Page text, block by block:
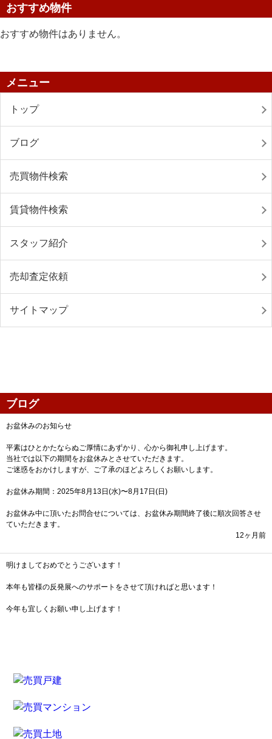
おすすめ物件
おすすめ物件はありません。
メニュー
トップ
ブログ
売買物件検索
賃貸物件検索
スタッフ紹介
売却査定依頼
サイトマップ
ブログ